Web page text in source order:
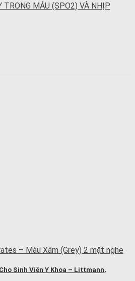
TRONG MÁU (SPO2) VÀ NHỊP
Sinh Viên Y Khoa – Littmann,